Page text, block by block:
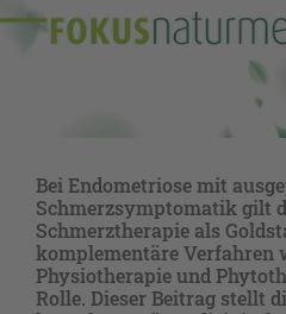
Bei Endometriose mit
Schmerzsymptomatik gilt
Schmerztherapie als
komplementäre Verfahren
Physiotherapie und
Rolle. Dieser Beitrag stellt